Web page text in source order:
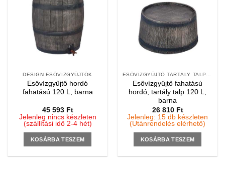
DESIGN ESŐVÍZGYŰJTŐK
Esővízgyűjtő hordó
fahatású 120 L, barna
45 593 Ft
Jelenleg nincs készleten
(szállítási idő 2-4 hét)
KOSÁRBA TESZEM
ESŐVÍZGYŰJTŐ TARTÁLY TALPAK
Esővízgyűjtő fahatású
hordó, tartály talp 120 L,
barna
26 810 Ft
Jelenleg: 15 db készleten
(Utánrendelés elérhető)
KOSÁRBA TESZEM